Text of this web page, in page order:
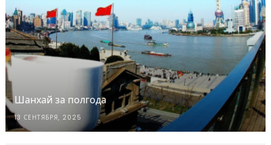
Шанхай за полгода
13 СЕНТЯБРЯ, 2025